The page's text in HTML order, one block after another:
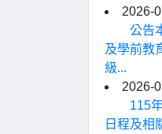
2026-
公告
及學前教
級...
2026-
115
日程及相